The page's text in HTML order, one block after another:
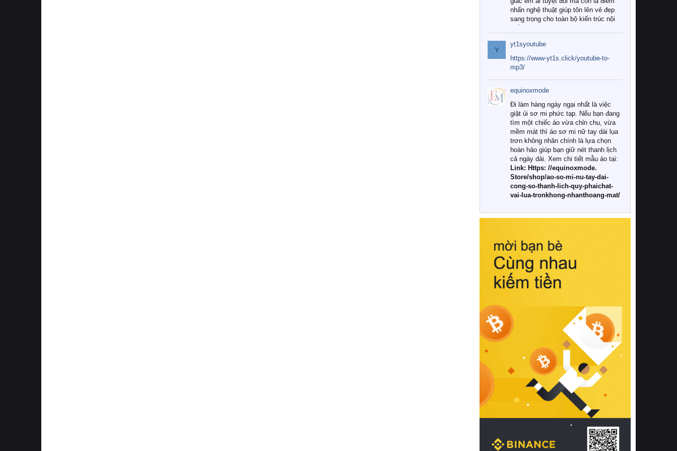
nhấn nghệ thuật giúp tôn lên vẻ đẹp
sang trọng cho toàn bộ kiến trúc nội
Tuy nhiên, giữa thị trường đa dạng
với vô vàn thương hiệu và mẫu mã
như hiện nay, làm thế nào để chọn
được những bộ chăn ga gối đệm cao
cấp thực sự chất lượng, phù hợp với
khí hậu và nhu cầu sử dụng của gia
đình? Hãy cùng chúng tôi đi tìm lời
giải đáp chi tiết qua bài viết dưới đây.
1. Tại sao các gia đình hiện đại lại ưa
chuộng chăn ga gối đệm cao cấp?
Khác với các dòng sản phẩm thông
thường, những bộ chăn ga gối đệm
cao cấp trải qua quy trình sản xuất
nghiêm ngặt từ khâu chọn lọc nguyên
liệu tự nhiên đến công nghệ dệt
nhuộm hiện đại không chứa hóa chất
này, bạn sẽ cảm nhận rõ rệt sự khác
hồi chuẩn xác của phần đệm nâng đỡ
cột sống.
Bên cạnh đó, việc lựa chọn các dòng
sản phẩm đạt chuẩn chất lượng quốc
tế còn giúp ngăn ngừa tình trạng kích
khuẩn và nấm mốc trong điều kiện
thời tiết nóng ẩm. Bạn có thể tìm hiểu
thêm các nghiên cứu khoa học về tác
động của giấc ngủ và môi trường
phòng ngủ đối với sức khỏe con
người tại Sleep Foundation (External
Link) để có cái nhìn toàn diện hơn.
2. Các tiêu chí vàng khi lựa chọn
chăn ga gối đệm cao cấp cho phòng
ngủ
Để sở hữu một bộ chăn ga gối đệm
cao cấp hoàn hảo cả về thẩm mỹ lẫn
công năng, người tiêu dùng cần cân
nhắc kỹ lưỡng các tiêu chí quan trọng
Y
yt1syoutube
https://www-yt1s.click/youtube-to-
mp3/
equinoxmode
Đi làm hàng ngày ngại nhất là việc
giặt ủi sơ mi phức tạp. Nếu bạn đang
tìm một chiếc áo vừa chỉn chu, vừa
mềm mát thì áo sơ mi nữ tay dài lụa
trơn không nhăn chính là lựa chọn
hoàn hảo giúp bạn giữ nét thanh lịch
cả ngày dài. Xem chi tiết mẫu áo tại:
Link: Https: //equinoxmode.
Store/shop/ao-so-mi-nu-tay-dai-
cong-so-thanh-lich-quy-phaichat-
vai-lua-tronkhong-nhanthoang-mat/